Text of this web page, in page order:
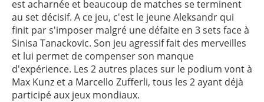
est acharnée et beaucoup de matches se terminent
au set décisif. A ce jeu, c'est le jeune Aleksandr qui
finit par s'imposer malgré une défaite en 3 sets face à
Sinisa Tanackovic. Son jeu agressif fait des merveilles
et lui permet de compenser son manque
d'expérience. Les 2 autres places sur le podium vont à
Max Kunz et a Marcello Zufferli, tous les 2 ayant déjà
participé aux jeux mondiaux.